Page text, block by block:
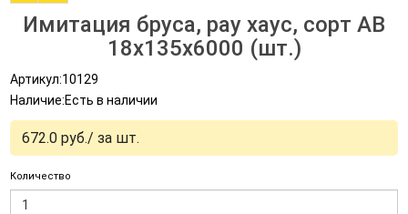
Имитация бруса, рау хаус, сорт AB
18x135x6000 (шт.)
Артикул:10129
Наличие:Есть в наличии
672.0 руб./ за шт.
Количество